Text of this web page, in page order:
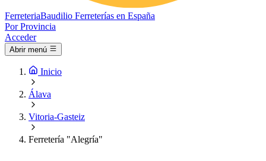
FerreteriaBaudilio Ferreterías en España
Por Provincia
Acceder
Abrir menú
Inicio
Álava
Vitoria-Gasteiz
Ferretería "Alegría"